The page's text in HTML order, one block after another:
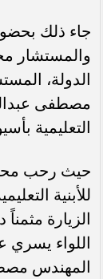
جاء ذلك
والمستشار
الدولة،
مصطفى
التعليمية
حيث رحب
للأبنية
الزيارة مثمناً
اللواء يسري
المهندس